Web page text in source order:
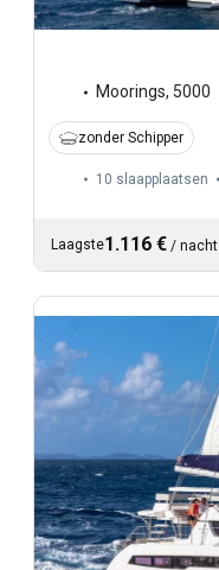
Moorings, 5000
zonder Schipper
10 slaapplaatsen
Laagste1.116 € / nacht